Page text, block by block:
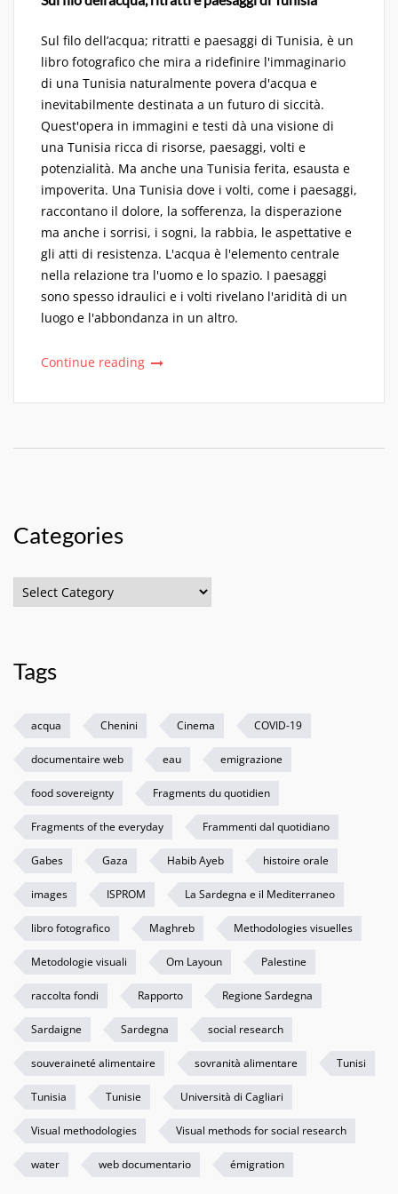
Sul filo dell’acqua; ritratti e paesaggi di Tunisia, è un
libro fotografico che mira a ridefinire l'immaginario
di una Tunisia naturalmente povera d'acqua e
inevitabilmente destinata a un futuro di siccità.
Quest'opera in immagini e testi dà una visione di
una Tunisia ricca di risorse, paesaggi, volti e
potenzialità. Ma anche una Tunisia ferita, esausta e
impoverita. Una Tunisia dove i volti, come i paesaggi,
raccontano il dolore, la sofferenza, la disperazione
ma anche i sorrisi, i sogni, la rabbia, le aspettative e
gli atti di resistenza. L'acqua è l'elemento centrale
nella relazione tra l'uomo e lo spazio. I paesaggi
sono spesso idraulici e i volti rivelano l'aridità di un
luogo e l'abbondanza in un altro.
Continue reading
Categories
Categories
Tags
acqua Chenini Cinema COVID-19
documentaire web eau emigrazione
food sovereignty Fragments du quotidien
Fragments of the everyday Frammenti dal quotidiano
Gabes Gaza Habib Ayeb histoire orale
images ISPROM La Sardegna e il Mediterraneo
libro fotografico Maghreb Methodologies visuelles
Metodologie visuali Om Layoun Palestine
raccolta fondi Rapporto Regione Sardegna
Sardaigne Sardegna social research
souveraineté alimentaire sovranità alimentare Tunisi
Tunisia Tunisie Università di Cagliari
Visual methodologies Visual methods for social research
water web documentario émigration